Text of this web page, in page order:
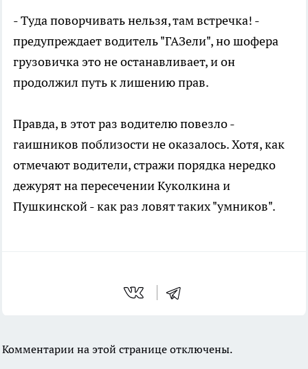
- Туда поворчивать нельзя, там встречка! -
предупреждает водитель "ГАЗели", но шофера
грузовичка это не останавливает, и он
продолжил путь к лишению прав.
Правда, в этот раз водителю повезло -
гаишников поблизости не оказалось. Хотя, как
отмечают водители, стражи порядка нередко
дежурят на пересечении Куколкина и
Пушкинской - как раз ловят таких "умников".
Комментарии на этой странице отключены.